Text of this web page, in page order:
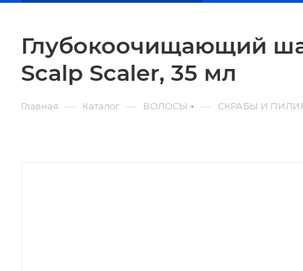
Глубокоочищающий
Scalp Scaler, 35 мл
Главная — Каталог — ВОЛОСЫ — СКРАБЫ И